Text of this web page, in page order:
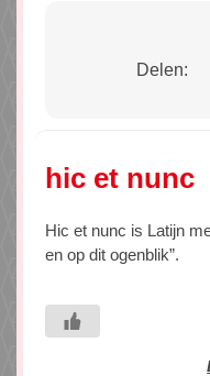
Delen:
hic et nunc
Hic et nunc is Latijn
en op dit ogenblik”.